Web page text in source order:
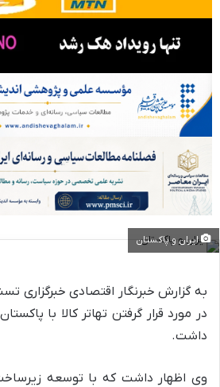
ایران و پاکستان
به گزارش خبرنگار اقتصادی خبرگزاری
در مورد قرار گرفتن تهاتر کالا با
داشت.
وی اظهار داشت که با توسعه